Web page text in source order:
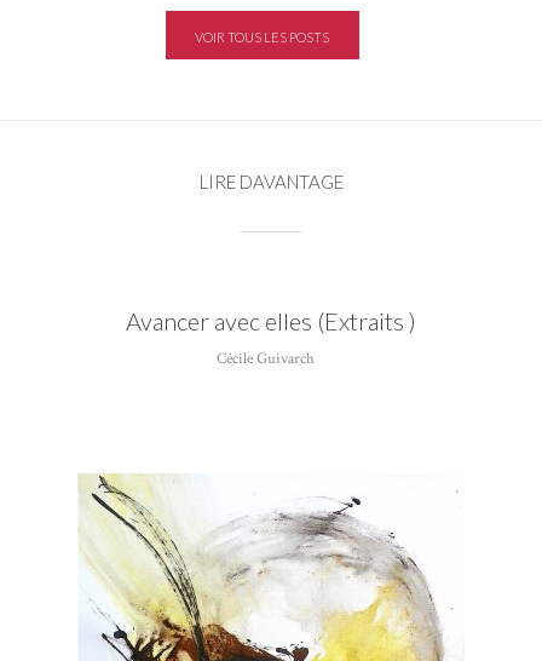
VOIR TOUS LES POSTS
LIRE DAVANTAGE
Avancer avec elles (Extraits )
Cécile Guivarch